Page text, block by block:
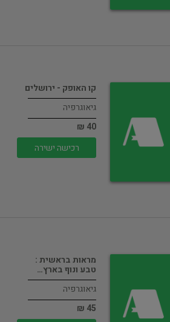
קו האופק - ירושלים
גיאוגרפיה
40 ₪
רכישה ישירה
מראות בראשית :
טבע ונוף בארץ…
גיאוגרפיה
45 ₪